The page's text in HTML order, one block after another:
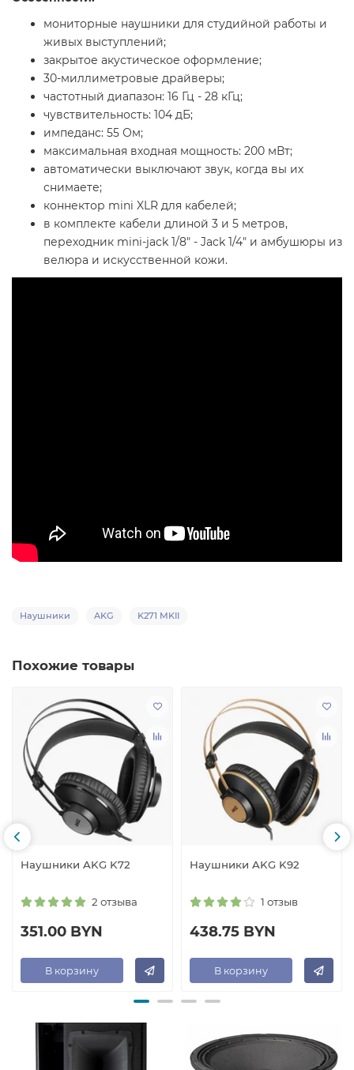
мониторные наушники для студийной работы и
живых выступлений;
закрытое акустическое оформление;
30-миллиметровые драйверы;
частотный диапазон: 16 Гц - 28 кГц;
чувствительность: 104 дБ;
импеданс: 55 Ом;
максимальная входная мощность: 200 мВт;
автоматически выключают звук, когда вы их
снимаете;
коннектор mini XLR для кабелей;
в комплекте кабели длиной 3 и 5 метров,
переходник mini-jack 1/8" - Jack 1/4" и амбушюры из
велюра и искусственной кожи.
Наушники AKG K271 MKII
Похожие товары
Наушники AKG K72
2 отзыва
351.00 BYN
В корзину
Наушники AKG K92
1 отзыв
438.75 BYN
В корзину